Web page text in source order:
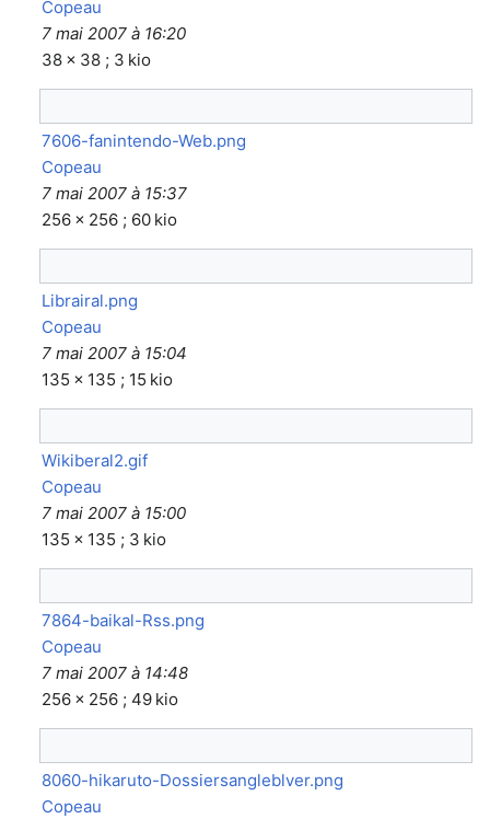
Copeau
7 mai 2007 à 16:20
38 × 38 ; 3 kio
7606-fanintendo-Web.png
Copeau
7 mai 2007 à 15:37
256 × 256 ; 60 kio
Librairal.png
Copeau
7 mai 2007 à 15:04
135 × 135 ; 15 kio
Wikiberal2.gif
Copeau
7 mai 2007 à 15:00
135 × 135 ; 3 kio
7864-baikal-Rss.png
Copeau
7 mai 2007 à 14:48
256 × 256 ; 49 kio
8060-hikaruto-Dossiersangleblver.png
Copeau